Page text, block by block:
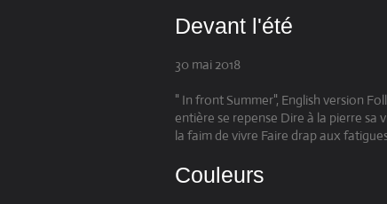
Devant l'été
30 mai 2018
" In front Summer", English version
entière se repense Dire à la pierre sa
la faim de vivre Faire drap aux
Couleurs